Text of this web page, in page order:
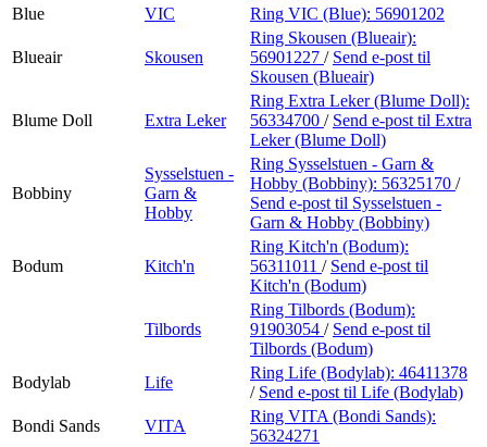
Blue
VIC Ring VIC (Blue): 56901202
Blueair Skousen
Ring Skousen (Blueair):
56901227 / Send e-post til
Skousen (Blueair)
Blume Doll Extra Leker
Ring Extra Leker (Blume Doll):
56334700 / Send e-post til Extra
Leker (Blume Doll)
Bobbiny
Sysselstuen -
Garn &
Hobby
Ring Sysselstuen - Garn &
Hobby (Bobbiny): 56325170 /
Send e-post til Sysselstuen -
Garn & Hobby (Bobbiny)
Bodum Kitch'n
Ring Kitch'n (Bodum):
56311011 / Send e-post til
Kitch'n (Bodum)
Tilbords
Ring Tilbords (Bodum):
91903054 / Send e-post til
Tilbords (Bodum)
Bodylab
Life
Ring Life (Bodylab): 46411378
/ Send e-post til Life (Bodylab)
Bondi Sands
VITA
Ring VITA (Bondi Sands):
56324271